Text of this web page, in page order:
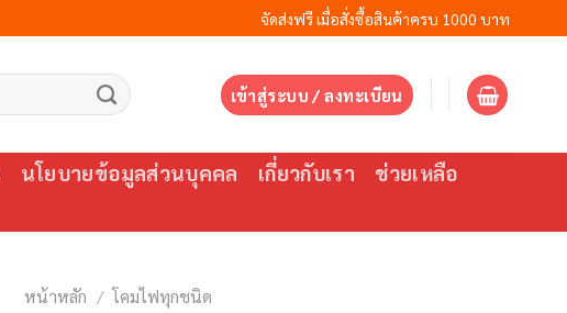
จัดส่งฟรี เมื่อสั่งซื้อสินค้าครบ 1000 บาท
เข้าสู่ระบบ / ลงทะเบียน
นโยบายข้อมูลส่วนบุคคล เกี่ยวกับเรา
ช่วยเหลือ
หน้าหลัก / โคมไฟทุกชนิด